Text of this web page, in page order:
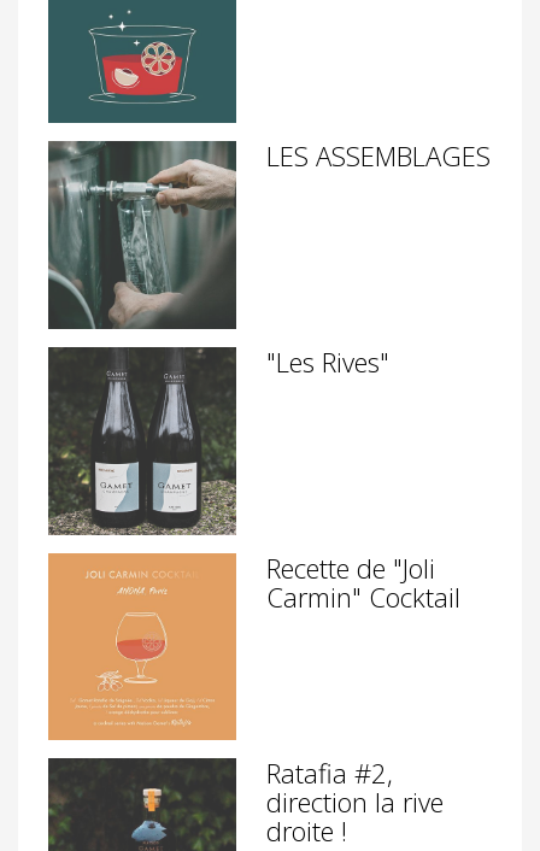
LES ASSEMBLAGES
"Les Rives"
Recette de "Joli
Carmin" Cocktail
Ratafia #2,
direction la rive
droite !